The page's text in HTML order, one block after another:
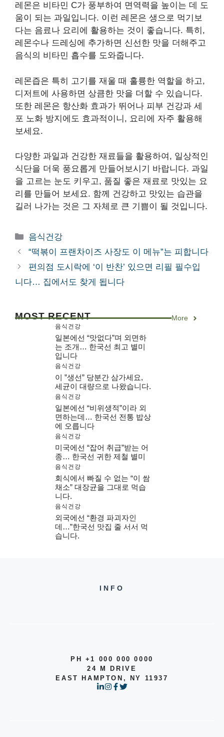
레몬은 비타민 C가 풍부하여 면역력을 높이는 데 도
움이 되는 과일입니다. 이런 레몬은 생으로 먹기보
다는 음료나 요리에 활용하는 것이 좋습니다. 특히,
레몬수나 드레싱에 추가하면 신선한 맛을 더해주고
음식의 비타민 흡수를 도와줍니다.
레몬즙은 특히 고기를 재울 때 훌륭한 역할을 하고,
디저트에 사용하면 상큼한 맛을 더할 수 있습니다.
또한 레몬은 항산화 효과가 뛰어나 피부 건강과 세
포 노화 방지에도 효과적이니, 요리에 자주 활용해
보세요.
다양한 과일과 건강한 재료들을 활용하여, 일상적인
식단을 더욱 풍요롭게 만들어보시기 바랍니다. 과일
을 고르는 눈도 키우고, 품질 좋은 재료로 맛있는 요
리를 만들어 보세요. 함께 건강하고 맛있는 습관을
길러 나가는 것은 그 자체로 큰 기쁨이 될 것입니다.
카
테
리
음식건강
“떡볶이 프랜차이즈 사장도 이 메뉴”는 피합니다
편의점 도시락에 ‘이 반찬’ 있으면 리필 필수입
니다… 집에서도 찾게 됩니다
MOST RECENT More
음식건강
일본에선 “맛없다”며 외면하
는 조개… 한국선 최고 별미
입니다
음식건강
이 ”생선” 당분간 삼가세요,
세균이 대량으로 나왔습니다.
음식건강
일본에선 “비위생적”이라 외
면하는데… 한국선 전통 밥상
에 오릅니다
음식건강
미국에선 “잡어 취급”받는 어
종… 한국선 귀한 제철 별미
음식건강
회식에서 빠질 수 없는 “이 쌈
채소” 대장균을 그대로 먹습
니다.
음식건강
외국에선 “환경 파괴자인
데…”한국선 맛집 줄 서서 먹
습니다.
INFO
PH +1 000 000 0000
24 M DRIVE
EAST HAMPTON, NY 11937